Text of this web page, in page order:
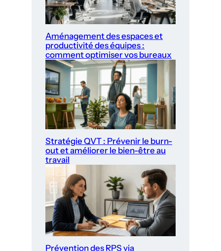
Aménagement des espaces et
productivité des équipes :
comment optimiser vos bureaux
Stratégie QVT : Prévenir le burn-
out et améliorer le bien-être au
travail
Prévention des RPS via